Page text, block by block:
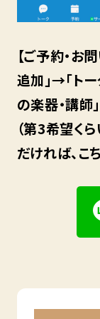
【ご予約・お
追加」→「トー
の楽器・講師
（第3希望く
だければ、